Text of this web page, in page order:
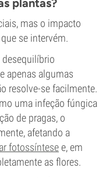
plantas?
mas o impacto
se intervém.
desequilíbrio
apenas algumas
resolve-se facilmente.
uma infeção fúngica
de pragas, o
afetando a
fotossíntesee, em
as flores.